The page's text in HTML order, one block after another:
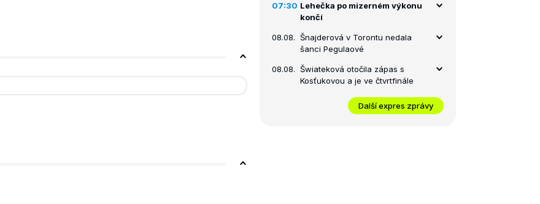
07:30 Lehečka po mizerném výkonu
končí
08.08. Šnajderová v Torontu nedala
šanci Pegulaové
08.08. Šwiateková otočila zápas s
Kosťukovou a je ve čtvrtfinále
Další expres zprávy